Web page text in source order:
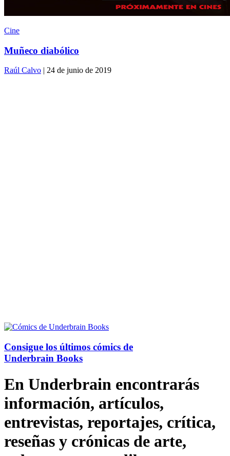
Cine
Muñeco diabólico
Raúl Calvo | 24 de junio de 2019
Consigue los últimos cómics de
Underbrain Books
En Underbrain encontrarás
información, artículos,
entrevistas, reportajes, crítica,
reseñas y crónicas de arte,